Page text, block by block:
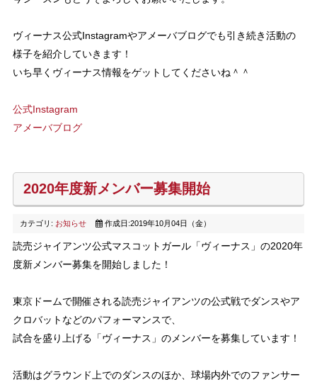
ヴィーナス公式Instagramやアメーバブログでも引き続き活動の
様子を紹介していきます！
いち早くヴィーナス情報をゲットしてくださいね＾＾
公式Instagram
アメーバブログ
2020年度新メンバー募集開始
カテゴリ: お知らせ 作成日:2019年10月04日（金）
読売ジャイアンツ公式マスコットガール「ヴィーナス」の2020年
度新メンバー募集を開始しました！
東京ドームで開催される読売ジャイアンツの公式戦でダンスやア
クロバットなどのパフォーマンスで、
試合を盛り上げる「ヴィーナス」のメンバーを募集しています！
活動はグラウンド上でのダンスのほか、球場内外でのファンサー